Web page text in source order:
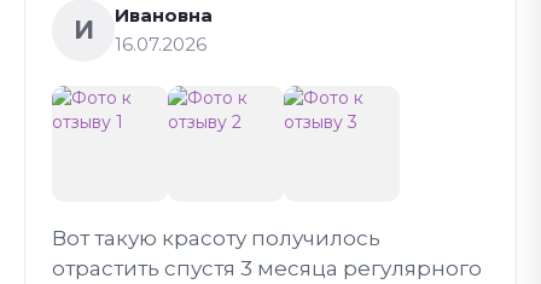
И
Ивановна
16.07.2026
Вот такую красоту получилось
отрастить спустя 3 месяца регулярного